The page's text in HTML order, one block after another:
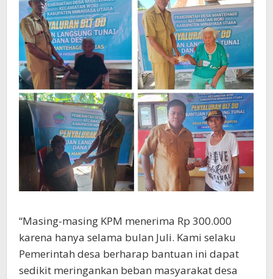
“Masing-masing KPM menerima Rp 300.000
karena hanya selama bulan Juli. Kami selaku
Pemerintah desa berharap bantuan ini dapat
sedikit meringankan beban masyarakat desa